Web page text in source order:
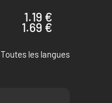
1.19 €
1.69 €
Toutes les langues